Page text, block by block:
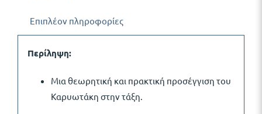
Επιπλέον πληροφορίες
Περίληψη:
Μια θεωρητική και πρακτική προσέγγιση του
Καρυωτάκη στην τάξη.